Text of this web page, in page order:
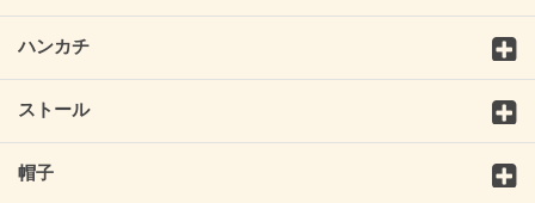
ハンカチ
ストール
帽子